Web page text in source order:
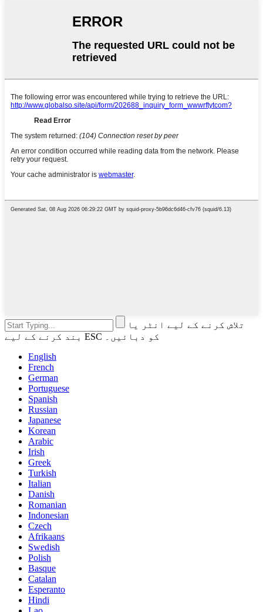
تلاش کرنے کے لیے انٹر یا
بند کرنے کے لیے ESC کو دبائیں۔
English
French
German
Portuguese
Spanish
Russian
Japanese
Korean
Arabic
Irish
Greek
Turkish
Italian
Danish
Romanian
Indonesian
Czech
Afrikaans
Swedish
Polish
Basque
Catalan
Esperanto
Hindi